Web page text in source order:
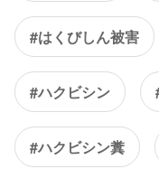
#はくびしん被害
#ハクビシン
#ハクビシン糞